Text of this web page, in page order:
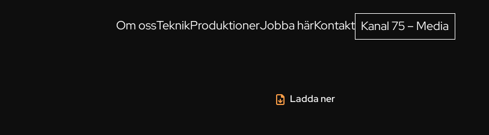
Om ossTeknikProduktionerJobba härKontakt Kanal 75 – Media
Ladda ner